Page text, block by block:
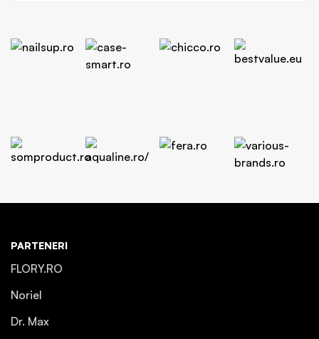
PARTENERI
FLORY.RO
Noriel
Dr. Max